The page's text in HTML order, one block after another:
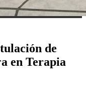
de
en Terapia